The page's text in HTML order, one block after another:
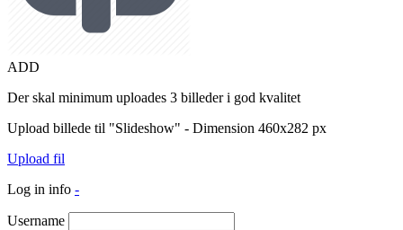
ADD
Der skal minimum uploades 3 billeder i god kvalitet
Upload billede til "Slideshow" - Dimension 460x282 px
Upload fil
Log in info -
Username